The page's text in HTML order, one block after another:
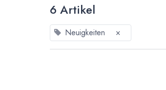
6 Artikel
Neuigkeiten ×